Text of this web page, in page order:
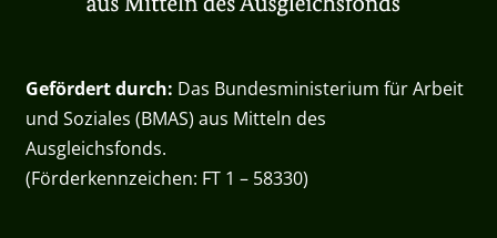
Gefördert durch: Das Bundesministerium für Arbeit
und Soziales (BMAS) aus Mitteln des
Ausgleichsfonds.
(Förderkennzeichen: FT 1 – 58330)